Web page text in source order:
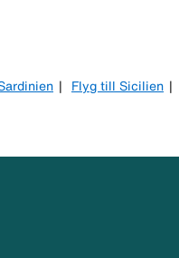
Flyg till Sicilien